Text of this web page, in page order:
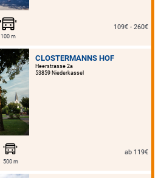
100 m
109€ - 260€
CLOSTERMANNS HOF
Heerstrasse 2a
53859 Niederkassel
500 m
ab 119€